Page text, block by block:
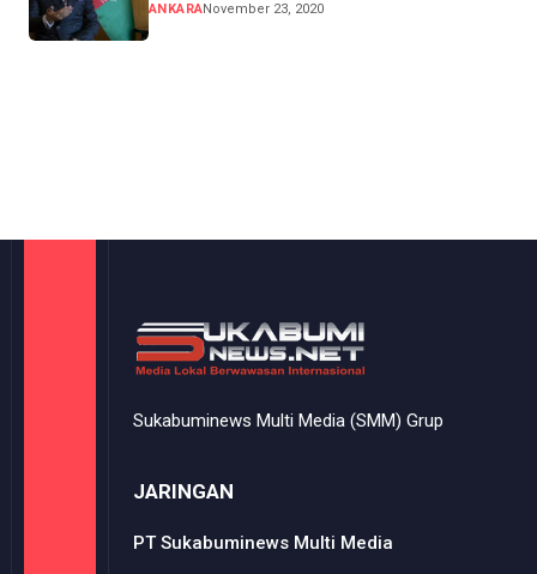
ANKARANovember 23, 2020
Sukabuminews Multi Media (SMM) Grup
JARINGAN
PT Sukabuminews Multi Media